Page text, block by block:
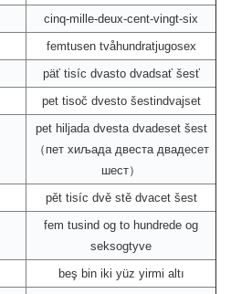
cinq-mille-deux-cent-vingt-six
femtusen tvåhundratjugosex
päť tisíc dvasto dvadsať šesť
pet tisoč dvesto šestindvajset
pet hiljada dvesta dvadeset šest
（пет хиљада двеста двадесет
шест）
pět tisíc dvě stě dvacet šest
fem tusind og to hundrede og
seksogtyve
beş bin iki yüz yirmi altı